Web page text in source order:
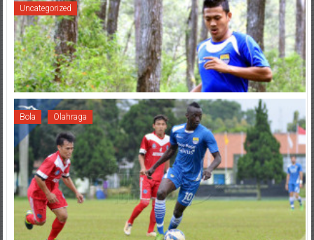
Uncategorized
Bola Olahraga